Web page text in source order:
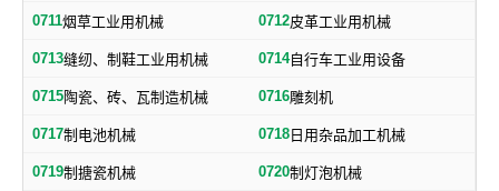
0711烟草工业用机械 0712皮革工业用机械
0713缝纫、制鞋工业用机械 0714自行车工业用设备
0715陶瓷、砖、瓦制造机械 0716雕刻机
0717制电池机械 0718 日用杂品加工机械
0719制搪瓷机械 0720制灯泡机械